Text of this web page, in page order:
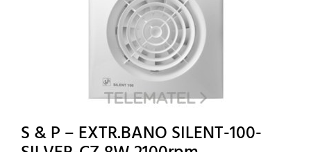
S & P – EXTR.BANO SILENT-100-